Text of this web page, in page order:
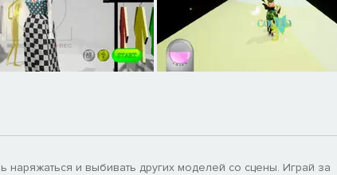
и выбивать других моделей со сцены. Играй за